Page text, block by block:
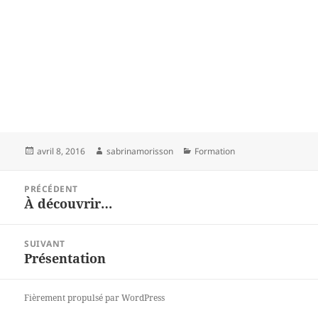
Publié
avril 8, 2016 Auteur
sabrinamorisson Catégories
Formation
l’article
PRÉCÉDENT
Article
À découvrir…
SUIVANT
Article
Présentation
Fièrement propulsé par WordPress